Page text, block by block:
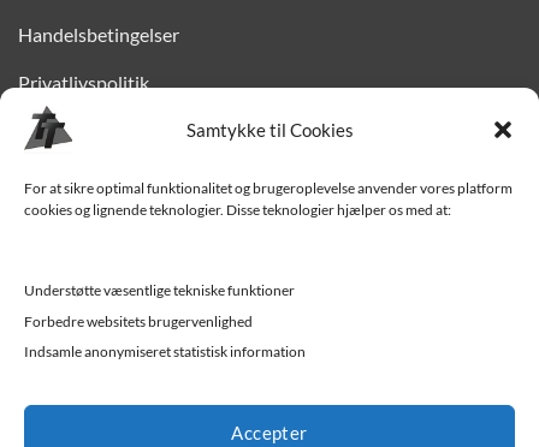
Samtykke til Cookies
For at sikre optimal funktionalitet og brugeroplevelse anvender vores platform
cookies og lignende teknologier. Disse teknologier hjælper os med at:
Understøtte væsentlige tekniske funktioner
Forbedre websitets brugervenlighed
Indsamle anonymiseret statistisk information
Accepter
Handelsbetingelser
Privatlivspolitik
Finansiering
Levering til Sjælland
Værksted